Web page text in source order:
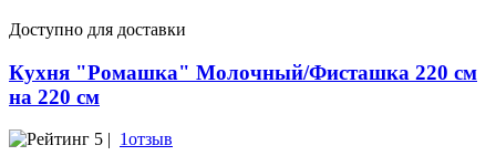
Доступно для доставки
Кухня "Ромашка" Молочный/Фисташка 220 см
на 220 см
5 | 1отзыв